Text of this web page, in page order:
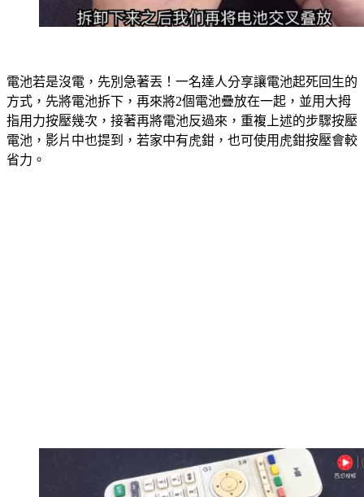
電池若是沒電，先別急著丟！一名達人分享讓電池起死回生的
方式，先將電池拆下，再來將2個電池疊放在一起，並用大拇
指用力按壓幾次，接著再將電池反過來，重複上述的步驟按壓
電池，影片中也提到，若家中有虎鉗，也可使用虎鉗按壓會較
省力。